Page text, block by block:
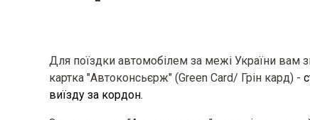
Вид, мінімальний та
Для поїздки автомобілем за межі України вам
картка "Автоконсьєрж" (Green Card/ Грін кард) -
виїзду за кордон.